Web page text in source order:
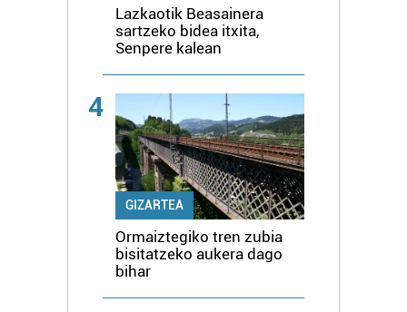
Lazkaotik Beasainera
sartzeko bidea itxita,
Senpere kalean
4
GIZARTEA
Ormaiztegiko tren zubia
bisitatzeko aukera dago
bihar